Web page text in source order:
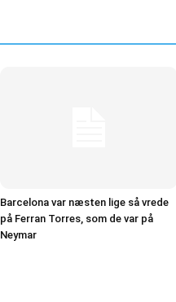
Barcelona var næsten lige så vrede
på Ferran Torres, som de var på
Neymar